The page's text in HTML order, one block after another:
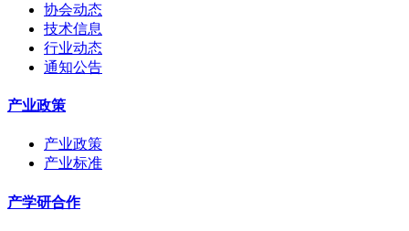
协会动态
技术信息
行业动态
通知公告
产业政策
产业政策
产业标准
产学研合作